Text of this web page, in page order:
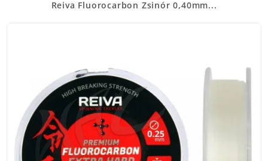
Reiva Fluorocarbon Zsinór 0,40mm...